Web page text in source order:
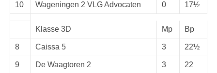
10 Wageningen 2 VLG Advocaten 0 17½
Klasse 3D Mp Bp
8 Caissa 5 3 22½
9 De Waagtoren 2 3 22